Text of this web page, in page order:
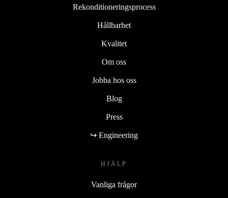
Rekonditioneringsprocess
Hållbarhet
Kvalitet
Om oss
Jobba hos oss
Blog
Press
↪ Engineering
HJÄLP
Vanliga frågor